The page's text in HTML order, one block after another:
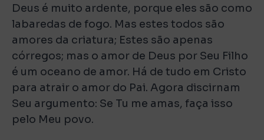
Deus é muito ardente, porque eles são como
labaredas de fogo. Mas estes todos são
amores da criatura; Estes são apenas
córregos; mas o amor de Deus por Seu Filho
é um oceano de amor. Há de tudo em Cristo
para atrair o amor do Pai. Agora discirnam
Seu argumento: Se Tu me amas, faça isso
pelo Meu povo.